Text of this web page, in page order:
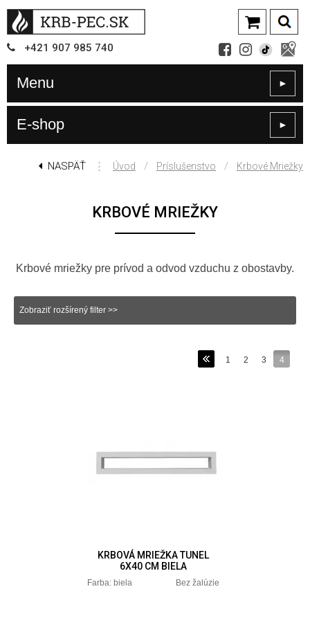
+421 907 985 740
Menu ►
E-shop ►
NASPÄŤ ⋮ Úvod / Príslušenstvo / Krbové Mriežky
KRBOVÉ MRIEŽKY
Krbové mriežky pre prívod a odvod vzduchu z obostavby.
Zobraziť rozšírený filter >>
1 2 3 4
KRBOVÁ MRIEŽKA TUNEL
6X40 CM BIELA
Farba: biela Bez žalúzie